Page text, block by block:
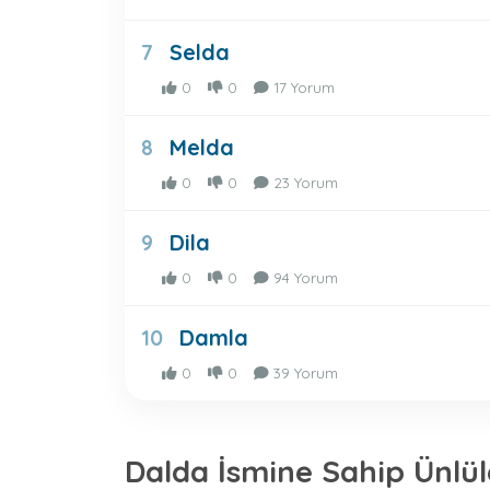
7 Selda
0 0 17 Yorum
8 Melda
0 0 23 Yorum
9 Dila
0 0 94 Yorum
10 Damla
0 0 39 Yorum
Dalda İsmine Sahip